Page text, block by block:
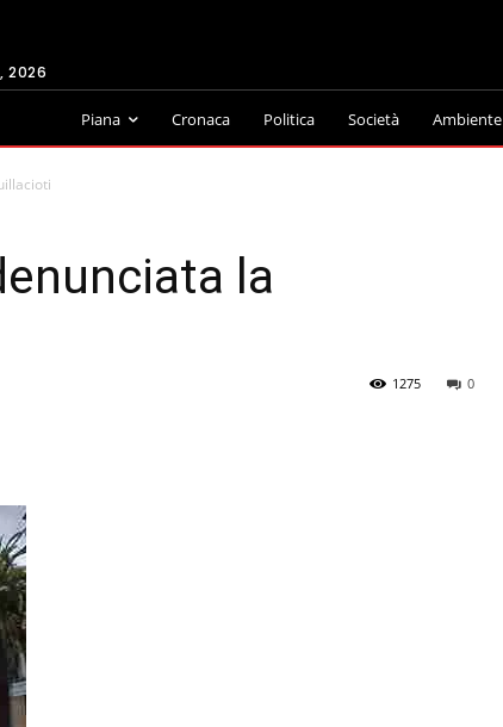
2026
Piana Cronaca Politica Società Ambiente
la
0
1275